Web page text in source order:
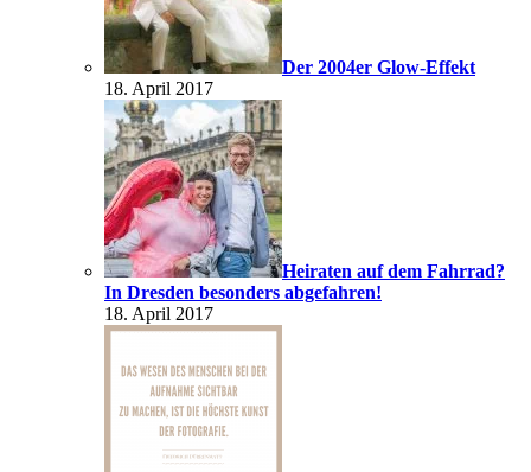
Der 2004er Glow-Effekt
18. April 2017
Heiraten auf dem Fahrrad?
In Dresden besonders abgefahren!
18. April 2017